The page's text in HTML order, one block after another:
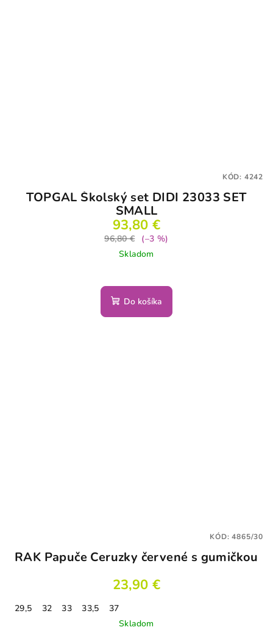
TOPGAL Školský set DIDI 23033 SET
SMALL
93,80 €
96,80 €
(–3 %)
Skladom
Do košíka
KÓD: 4242
RAK Papuče Ceruzky červené s gumičkou
23,90 €
29,5 32 33 33,5
37
Skladom
KÓD:4865/30